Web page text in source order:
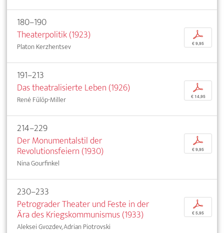
180–190
Theaterpolitik (1923)
Platon Kerzhentsev
p
€ 9,95
191–213
Das theatralisierte Leben (1926)
René Fülöp-Miller
p
€ 14,95
214–229
Der Monumentalstil der
Revolutionsfeiern (1930)
Nina Gourfinkel
p
€ 9,95
230–233
Petrograder Theater und Feste in der
Ära des Kriegskommunismus (1933)
Aleksei Gvozdev, Adrian Piotrovski
p
€ 5,95